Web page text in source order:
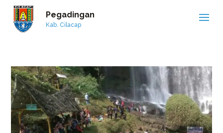
Pegadingan
Kab. Cilacap